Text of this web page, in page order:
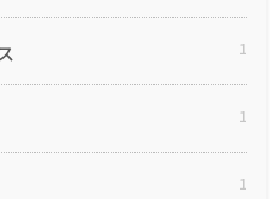
1
1
1